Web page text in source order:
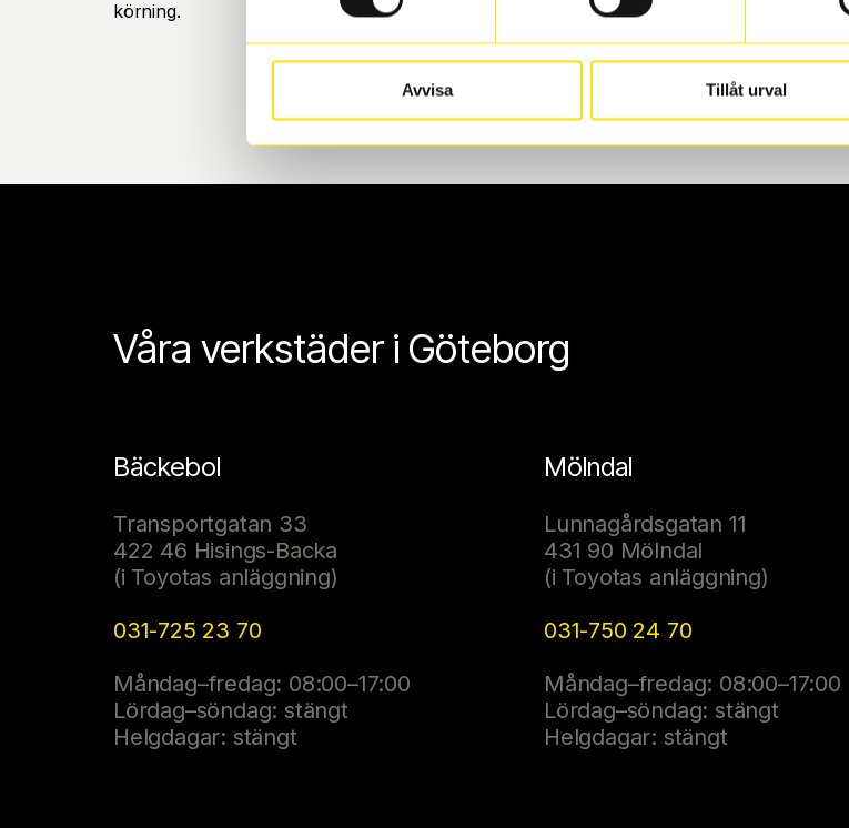
Avvisa Tillåt urval
körning.
Våra verkstäder i Göteborg
Bäckebol
Transportgatan 33
422 46 Hisings-Backa
(i Toyotas anläggning)
031-725 23 70
Måndag–fredag: 08:00–17:00
Lördag–söndag: stängt
Helgdagar: stängt
Mölndal
Lunnagårdsgatan 11
431 90 Mölndal
(i Toyotas anläggning)
031-750 24 70
Måndag–fredag: 08:00–17:00
Lördag–söndag: stängt
Helgdagar: stängt